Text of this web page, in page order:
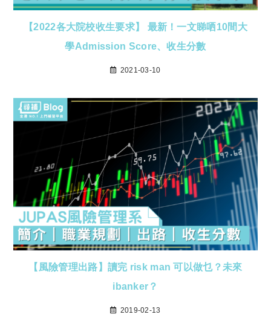
【2022各大院校收生要求】 最新！一文睇哂10間大
學Admission Score、收生分數
2021-03-10
【風險管理出路】讀完 risk man 可以做乜？未來
ibanker？
2019-02-13